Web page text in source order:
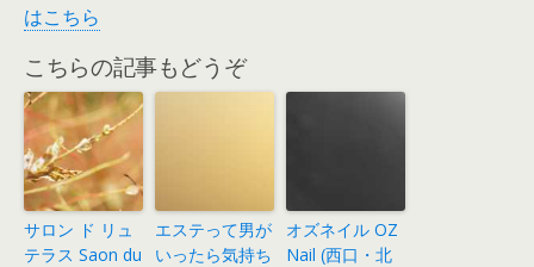
はこちら
こちらの記事もどうぞ
サロン ド リュ
テラス Saon du
エステって男が
いったら気持ち
オズネイル OZ
Nail (西口・北